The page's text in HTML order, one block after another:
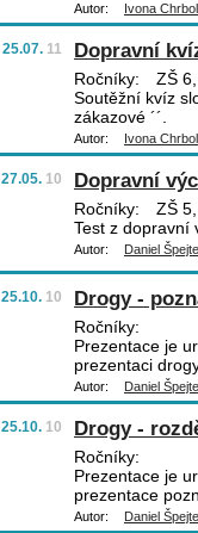
Autor: Ivona
25.07. 11 Dopravní
Ročníky:
ZŠ
Soutěžní kvíz
zákazové ´´.
Autor: Ivona
27.05. 10 Dopravní
Ročníky:
ZŠ
Test z dopravní
Autor: Daniel
25.10. 10 Drogy -
Ročníky:
Prezentace je
prezentaci
Autor: Daniel
25.10. 10 Drogy -
Ročníky:
Prezentace je
prezentace
Autor: Daniel